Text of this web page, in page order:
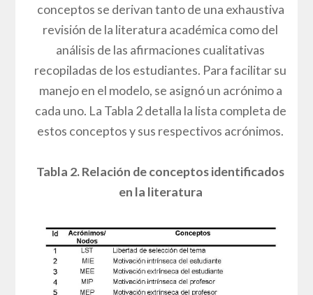
conceptos se derivan tanto de una exhaustiva
revisión de la literatura académica como del
análisis de las afirmaciones cualitativas
recopiladas de los estudiantes. Para facilitar su
manejo en el modelo, se asignó un acrónimo a
cada uno. La Tabla 2 detalla la lista completa de
estos conceptos y sus respectivos acrónimos.
Tabla 2. Relación de conceptos identificados
en la literatura